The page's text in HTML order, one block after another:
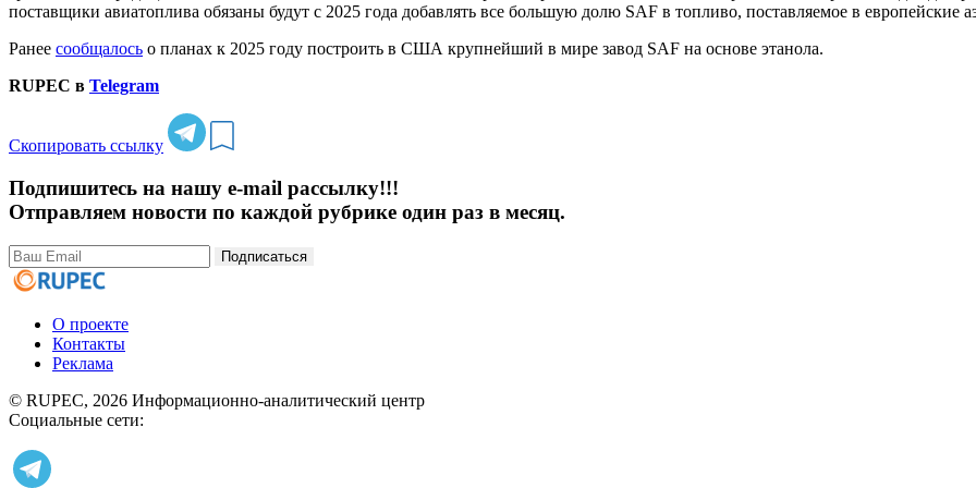
поставщики авиатоплива обязаны будут с 2025 года добавлять все большую долю SAF в топливо, поставляемое в европейские
Ранее сообщалось о планах к 2025 году построить в США крупнейший в мире завод SAF на основе этанола.
RUPEC в Telegram
Скопировать ссылку
Подпишитесь на нашу e-mail рассылку!!!
Отправляем новости по каждой рубрике один раз в месяц.
Подписаться
О проекте
Контакты
Реклама
© RUPEC, 2026 Информационно-аналитический центр
Социальные сети: